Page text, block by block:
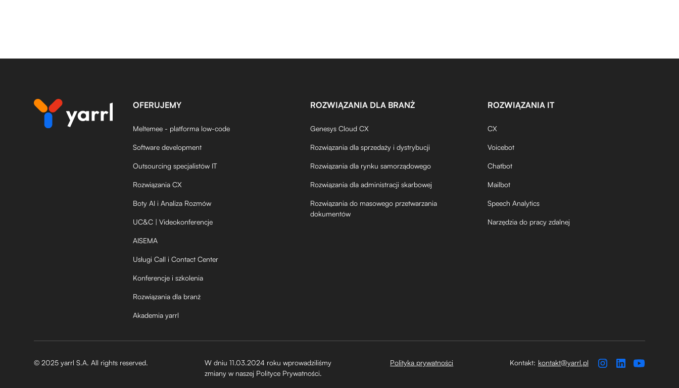
OFERUJEMY
Meltemee - platforma low-code
Software development
Outsourcing specjalistów IT
Rozwiązania CX
Boty AI i Analiza Rozmów
UC&C | Videokonferencje
AISEMA
Usługi Call i Contact Center
Konferencje i szkolenia
Rozwiązania dla branż
Akademia yarrl
ROZWIĄZANIA DLA BRANŻ
Genesys Cloud CX
Rozwiązania dla sprzedaży i dystrybucji
Rozwiązania dla rynku samorządowego
Rozwiązania dla administracji skarbowej
Rozwiązania do masowego przetwarzania
dokumentów
ROZWIĄZANIA IT
CX
Voicebot
Chatbot
Mailbot
Speech Analytics
Narzędzia do pracy zdalnej
© 2025 yarrl S.A. All rights reserved.
W dniu 11.03.2024 roku wprowadziliśmy
zmiany w naszej Polityce Prywatności.
Polityka prywatności Kontakt: kontakt@yarrl.pl